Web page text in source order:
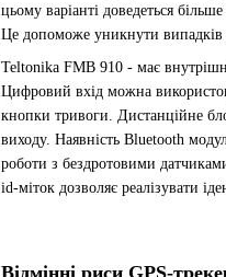
цьому варіанті доведеться
Це допоможе уникнути випадків
Teltonika FMB 910 - має
Цифровий вхід можна
кнопки тривоги. Дистанційне
виходу. Наявність Bluetooth
роботи з бездротовими
id-міток дозволяє реалізувати